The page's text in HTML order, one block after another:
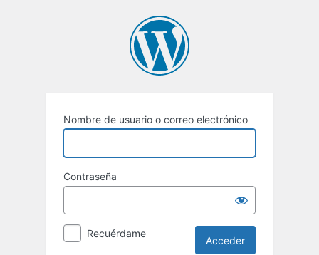
Nombre de usuario o correo electrónico
Contraseña
Recuérdame